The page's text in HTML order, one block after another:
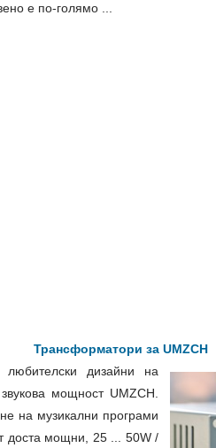
е по-голямо ...
Трансформатори за UMZCH
любителски дизайни на
мощност UMZCH.
на музикални програми
доста мощни, 25 ... 50W /